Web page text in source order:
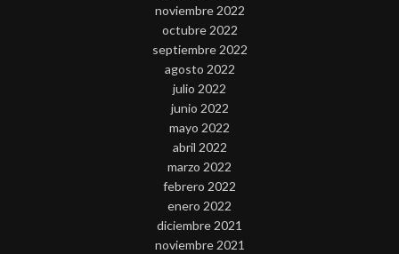
noviembre 2022
octubre 2022
septiembre 2022
agosto 2022
julio 2022
junio 2022
mayo 2022
abril 2022
marzo 2022
febrero 2022
enero 2022
diciembre 2021
noviembre 2021